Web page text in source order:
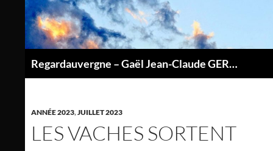
contenu
Regardauvergne – Gaël Jean-Claude GERARD
ANNÉE 2023,JUILLET 2023
LES VACHES SORTENT